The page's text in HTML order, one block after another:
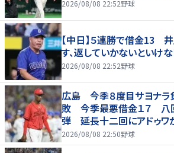
2026/08/08 22:52野球
【中日】５連勝で借金13
す、返していかないといけ
2026/08/08 22:52野球
広島 今季８度目サヨナラ
敗 今季最悪借金１７ 八
弾 延長十二回にアドゥワ
2026/08/08 22:50野球